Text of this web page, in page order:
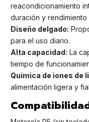
reacondicionamiento
duración y rendimiento
Diseño delgado:
para el uso diario.
Alta capacidad: La
tiempo de
Química de iones de
alimentación ligera y